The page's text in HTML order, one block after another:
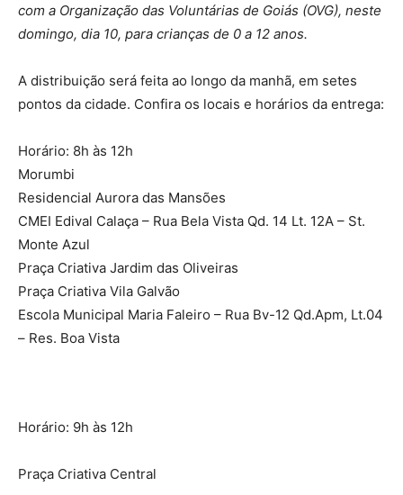
com a Organização das Voluntárias de Goiás (OVG), neste
domingo, dia 10, para crianças de 0 a 12 anos.
A distribuição será feita ao longo da manhã, em setes
pontos da cidade. Confira os locais e horários da entrega:
Horário: 8h às 12h
Morumbi
Residencial Aurora das Mansões
CMEI Edival Calaça – Rua Bela Vista Qd. 14 Lt. 12A – St.
Monte Azul
Praça Criativa Jardim das Oliveiras
Praça Criativa Vila Galvão
Escola Municipal Maria Faleiro – Rua Bv-12 Qd.Apm, Lt.04
– Res. Boa Vista
Horário: 9h às 12h
Praça Criativa Central